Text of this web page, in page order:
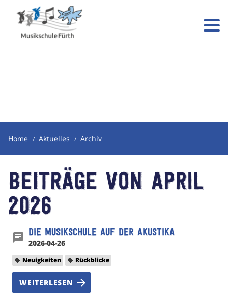
Home Aktuelles Archiv
Beiträge von April
2026
Die Musikschule auf der akustika
2026-04-26
Neuigkeiten Rückblicke
WEITERLESEN